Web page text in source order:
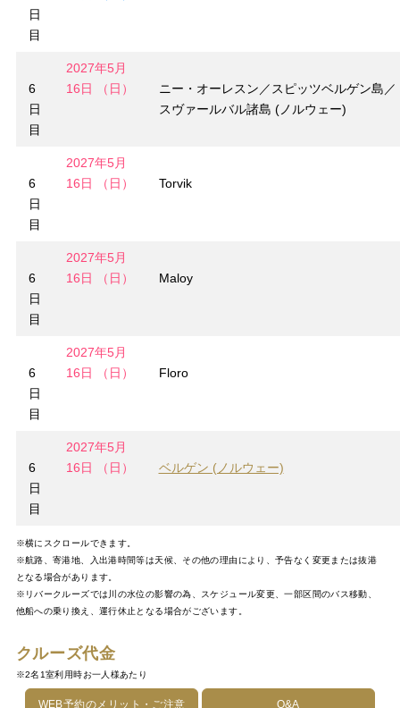
日
目
6
日
目
2027年5月
16日 （日）
ニー・オーレスン／スピッツベルゲン島／
スヴァールバル諸島 (ノルウェー)
6
日
目
2027年5月
16日 （日）
Torvik
6
日
目
2027年5月
16日 （日）
Maloy
6
日
目
2027年5月
16日 （日）
Floro
6
日
目
2027年5月
16日 （日）
ベルゲン (ノルウェー)
※横にスクロールできます。
※航路、寄港地、入出港時間等は天候、その他の理由により、予告なく変更または抜港
となる場合があります。
※リバークルーズでは川の水位の影響の為、スケジュール変更、一部区間のバス移動、
他船への乗り換え、運行休止となる場合がございます。
クルーズ代金
※2名1室利用時お一人様あたり
WEB予約のメリット・ご注意 Q&A